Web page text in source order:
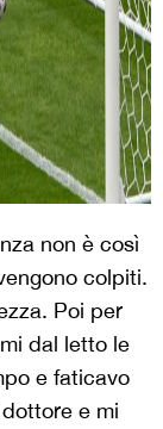
non è così
colpiti.
Poi per
dal letto le
e faticavo
e mi